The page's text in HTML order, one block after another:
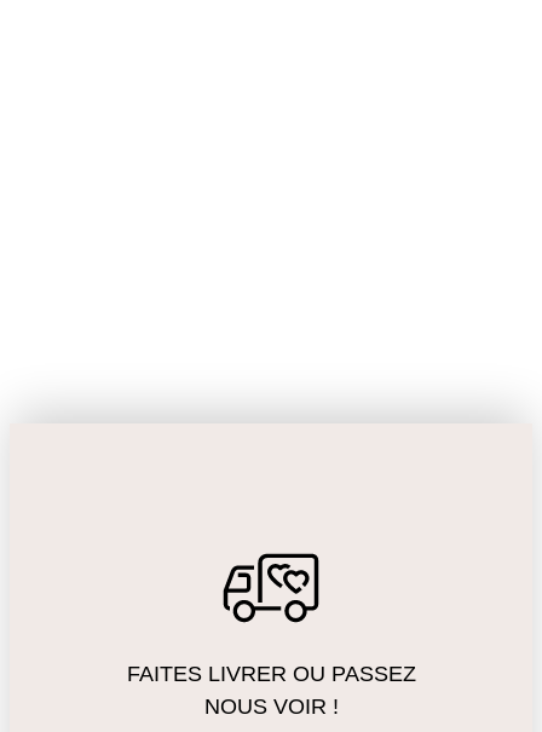
FAITES LIVRER OU PASSEZ
NOUS VOIR !